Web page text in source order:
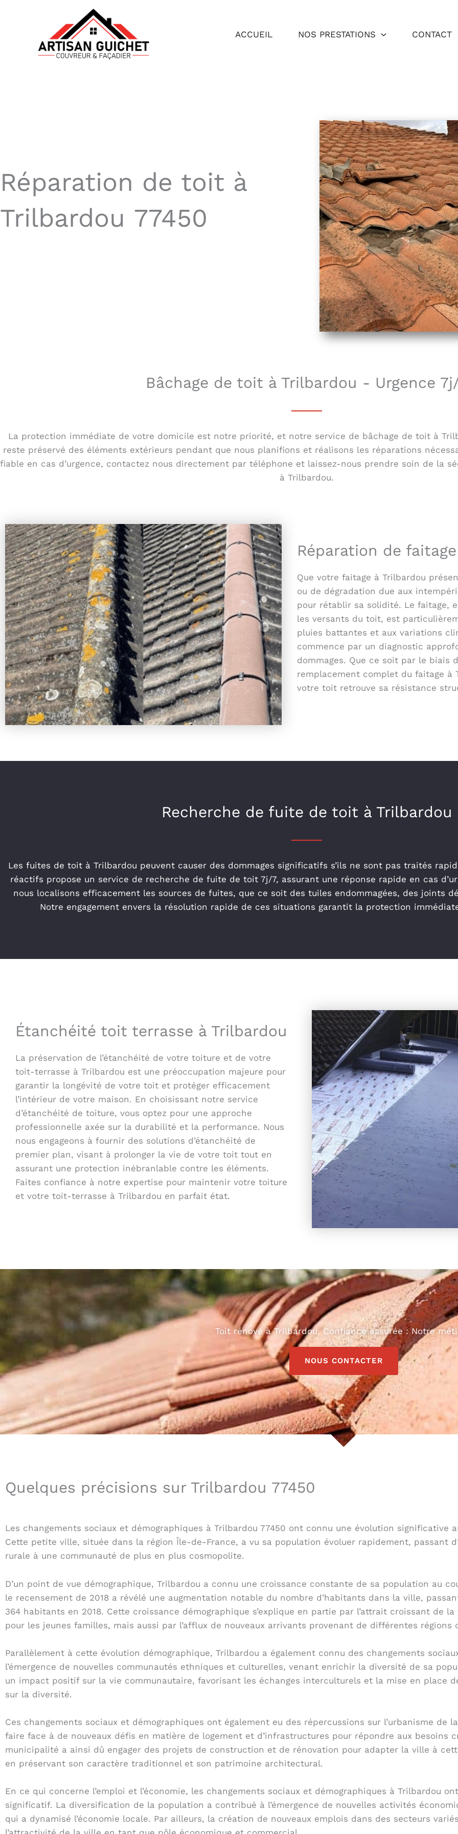
ACCUEIL NOS PRESTATIONS CONTACT
Réparation de toit à
Trilbardou 77450
Bâchage de toit à Trilbardou - Urgence
La protection immédiate de votre domicile est notre priorité, et notre service de bâchage de toit à
reste préservé des éléments extérieurs pendant que nous planifions et réalisons les réparations
fiable en cas d’urgence, contactez nous directement par téléphone et laissez-nous prendre soin de la
à Trilbardou.
Réparation de
Que votre faitage à Trilbardou
ou de dégradation due aux
pour rétablir sa solidité. Le faitage,
les versants du toit, est
pluies battantes et aux variations
commence par un diagnostic
dommages. Que ce soit par le biais
remplacement complet du faitage à
votre toit retrouve sa résistance
Recherche de fuite de toit à Trilbardou
Les fuites de toit à Trilbardou peuvent causer des dommages significatifs s’ils ne sont pas traités
réactifs propose un service de recherche de fuite de toit 7j/7, assurant une réponse rapide en cas
nous localisons efficacement les sources de fuites, que ce soit des tuiles endommagées, des joints
Notre engagement envers la résolution rapide de ces situations garantit la protection
Étanchéité toit terrasse à Trilbardou
La préservation de l’étanchéité de votre toiture et de votre
toit-terrasse à Trilbardou est une préoccupation majeure pour
garantir la longévité de votre toit et protéger efficacement
l’intérieur de votre maison. En choisissant notre service
d’étanchéité de toiture, vous optez pour une approche
professionnelle axée sur la durabilité et la performance. Nous
nous engageons à fournir des solutions d’étanchéité de
premier plan, visant à prolonger la vie de votre toit tout en
assurant une protection inébranlable contre les éléments.
Faites confiance à notre expertise pour maintenir votre toiture
et votre toit-terrasse à Trilbardou en parfait état.
Toit rénové à Trilbardou, Confiance assurée : Notre
NOUS CONTACTER
Quelques précisions sur Trilbardou 77450
Les changements sociaux et démographiques à Trilbardou 77450 ont connu une évolution significative
Cette petite ville, située dans la région Île-de-France, a vu sa population évoluer rapidement, passant
rurale à une communauté de plus en plus cosmopolite.
D’un point de vue démographique, Trilbardou a connu une croissance constante de sa population au
le recensement de 2018 a révélé une augmentation notable du nombre d’habitants dans la ville,
364 habitants en 2018. Cette croissance démographique s’explique en partie par l’attrait croissant de
pour les jeunes familles, mais aussi par l’afflux de nouveaux arrivants provenant de différentes régions
Parallèlement à cette évolution démographique, Trilbardou a également connu des changements
l’émergence de nouvelles communautés ethniques et culturelles, venant enrichir la diversité de sa
un impact positif sur la vie communautaire, favorisant les échanges interculturels et la mise en place
sur la diversité.
Ces changements sociaux et démographiques ont également eu des répercussions sur l’urbanisme de
faire face à de nouveaux défis en matière de logement et d’infrastructures pour répondre aux besoins
municipalité a ainsi dû engager des projets de construction et de rénovation pour adapter la ville à
en préservant son caractère traditionnel et son patrimoine architectural.
En ce qui concerne l’emploi et l’économie, les changements sociaux et démographiques à Trilbardou
significatif. La diversification de la population a contribué à l’émergence de nouvelles activités
qui a dynamisé l’économie locale. Par ailleurs, la création de nouveaux emplois dans des secteurs